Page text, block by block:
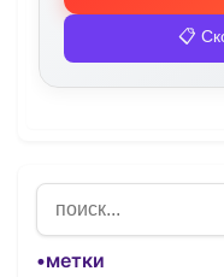
📋
•метки